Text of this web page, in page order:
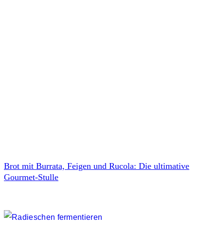
Brot mit Burrata, Feigen und Rucola: Die ultimative
Gourmet-Stulle